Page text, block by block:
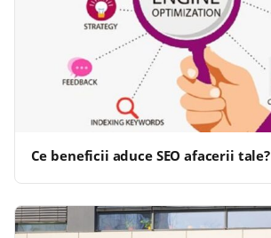
Ce beneficii aduce SEO afacerii tale?